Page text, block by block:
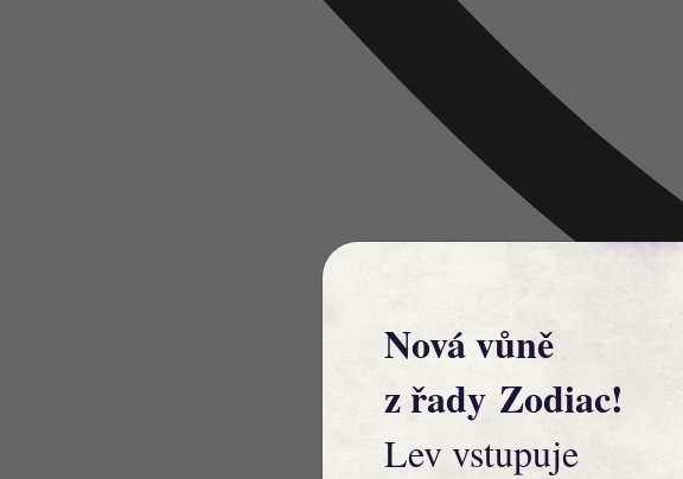
Nová vůně
z řady Zodiac!
Lev vstupuje